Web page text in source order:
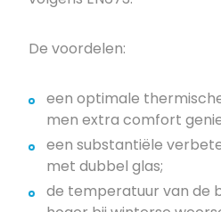
De voordelen:
een optimale
men extra comfort
een substantiële
met dubbel glas;
de temperatuur van de